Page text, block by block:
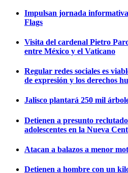
Impulsan jornada
Flags
Visita del cardenal Pietro
entre México y el Vaticano
Regular redes sociales es
de expresión y los derechos
Jalisco plantará 250 mil
Detienen a presunto
adolescentes en la Nueva
Atacan a balazos a menor
Detienen a hombre con un